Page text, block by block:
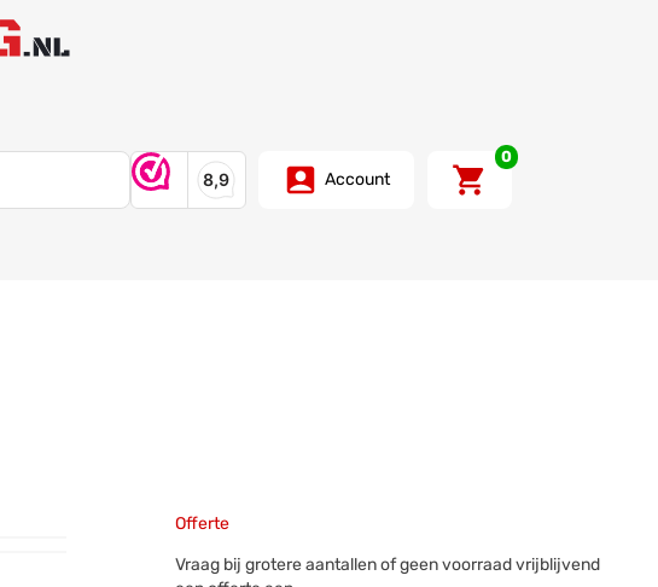
Account
0
Offerte
Vraag bij grotere aantallen of geen voorraad vrijblijvend